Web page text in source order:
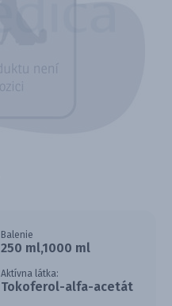
Balenie
250 ml,1000 ml
Aktívna látka:
Tokoferol-alfa-acetát